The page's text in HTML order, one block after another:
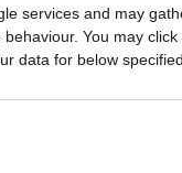
services and may
You may
data for below
όσο
αίματος